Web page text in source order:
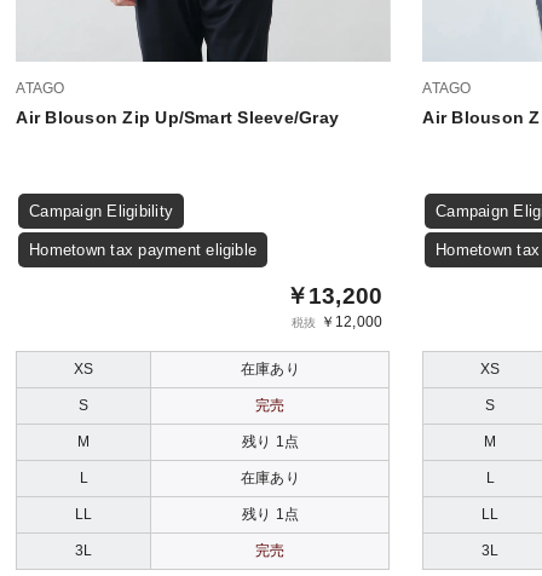
ATAGO
Air Blouson Zip Up/Smart Sleeve/Gray
Campaign Eligibility
Hometown tax payment eligible
￥13,200
税抜 ￥12,000
XS 在庫あり
S 完売
M 残り 1点
L 在庫あり
LL 残り 1点
3L 完売
ATAGO
Air Blouson
Campaign
Hometown
XS
S
M
L
LL
3L